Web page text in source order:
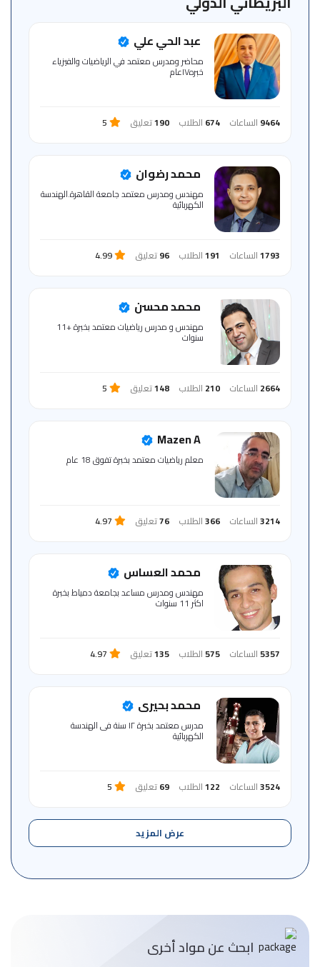
الإرشادي
عبد الحي علي
محاضر ومدرس معتمد في الرياضيات والفيزياء
خبره١٧عام
9464 الساعات 674 الطلاب 190تعليق 5
محمد رضوان
مهندس ومدرس معتمد جامعة القاهرة.الهندسة
الكهربائية
1793الساعات 191الطلاب 96تعليق 4.99
محمد محسن
مهندس و مدرس رياضيات معتمد بخبرة +11
سنوات
2664 الساعات 210 الطلاب 148تعليق 5
Mazen A
معلم رياضيات معتمد بخبرة تفوق 18 عام
3214الساعات 366الطلاب 76تعليق 4.97
محمد العساس
مهندس ومدرس مساعد بجامعة دمياط بخبرة
اكثر 11 سنوات
5357الساعات 575الطلاب 135تعليق 4.97
محمد بحيرى
مدرس معتمد بخبرة ١٢ سنة فى الهندسة
الكهربائية
3524الساعات 122الطلاب 69تعليق 5
عرض المزيد
ابحث عن مواد أخرى